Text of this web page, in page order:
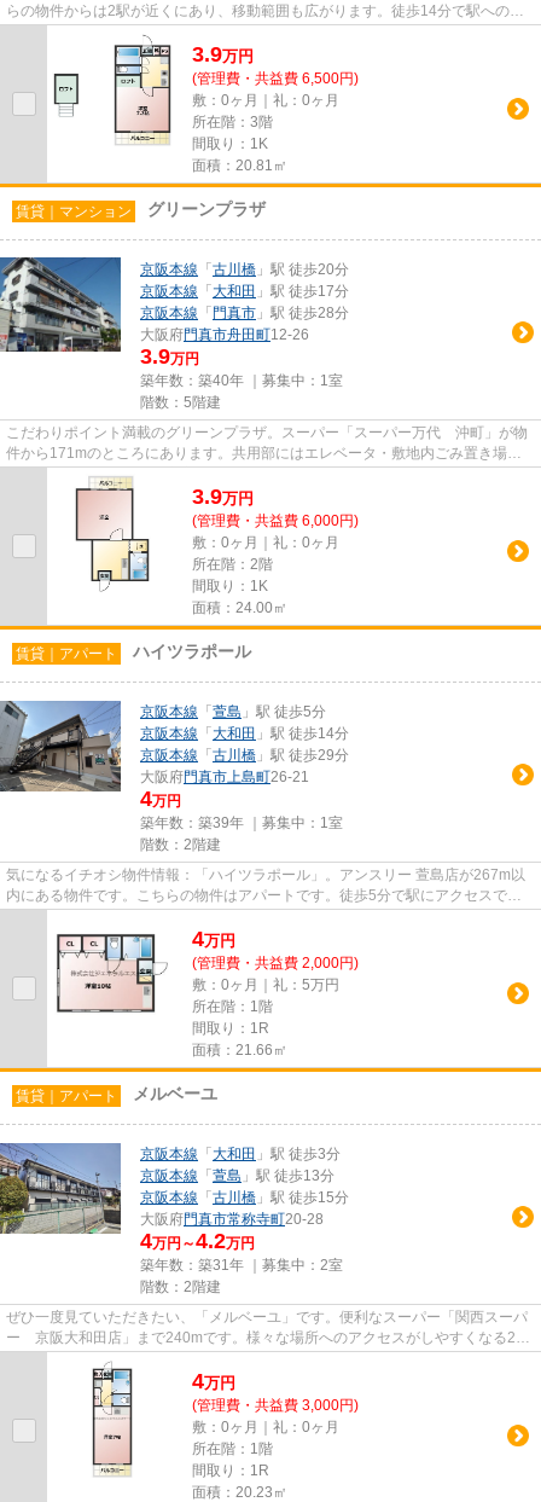
らの物件からは2駅が近くにあり、移動範囲も広がります。徒歩14分で駅へのア
クセスが可能な物件です。防犯...
3.9万円
(管理費・共益費 6,500円)
敷：0ヶ月｜礼：0ヶ月
所在階：3階
間取り：1K
面積：20.81㎡
賃貸｜マンション グリーンプラザ
京阪本線 「 古川橋 」駅 徒歩20分
京阪本線 「 大和田 」駅 徒歩17分
京阪本線 「 門真市 」駅 徒歩28分
大阪府門真市舟田町12-26
3.9万円
築年数：築40年 ｜募集中： 1室
階数：5階建
こだわりポイント満載のグリーンプラザ。スーパー「スーパー万代 沖町」が物
件から171mのところにあります。共用部にはエレベータ・敷地内ごみ置き場な
どが揃っており、とても充実し...
3.9万円
(管理費・共益費 6,000円)
敷：0ヶ月｜礼：0ヶ月
所在階：2階
間取り：1K
面積：24.00㎡
賃貸｜アパート ハイツラポール
京阪本線 「 萱島 」駅 徒歩5分
京阪本線 「 大和田 」駅 徒歩14分
京阪本線 「 古川橋 」駅 徒歩29分
大阪府門真市上島町26-21
4万円
築年数：築39年 ｜募集中： 1室
階数：2階建
気になるイチオシ物件情報：「ハイツラポール」。アンスリー 萱島店が267m以
内にある物件です。こちらの物件はアパートです。徒歩5分で駅にアクセスでき
4万円
(管理費・共益費 2,000円)
敷：0ヶ月｜礼：5万円
所在階：1階
間取り：1R
面積：21.66㎡
賃貸｜アパート メルベーユ
京阪本線 「 大和田 」駅 徒歩3分
京阪本線 「 萱島 」駅 徒歩13分
京阪本線 「 古川橋 」駅 徒歩15分
大阪府門真市常称寺町20-28
4万円～4.2万円
築年数：築31年 ｜募集中： 2室
階数：2階建
ぜひ一度見ていただきたい、「メルベーユ」です。便利なスーパー「関西スーパ
ー 京阪大和田店」まで240mです。様々な場所へのアクセスがしやすくなる2駅
利用可能な物件です。最上階の...
4万円
(管理費・共益費 3,000円)
敷：0ヶ月｜礼：0ヶ月
所在階：1階
間取り：1R
面積：20.23㎡